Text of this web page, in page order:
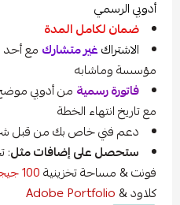
المدة
غير متشاركمع أحد ولايوجد
رسمية من أدوبي موضح فيها رقم
الخطة
خاص بك من قبل شركة أدوبي
على إضافات مثل: تحميل
تخزينية100 جيجا
& استخدام
Adobe